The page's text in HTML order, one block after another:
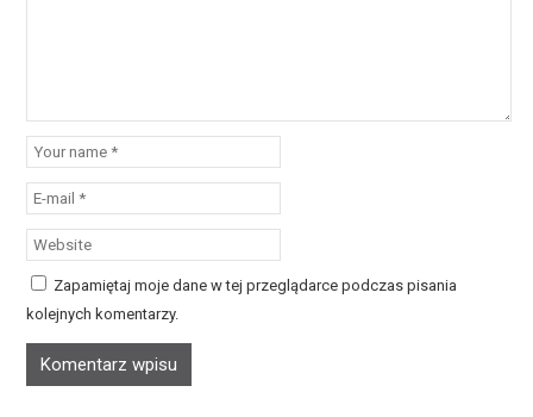
Zapamiętaj moje dane w tej przeglądarce podczas pisania
kolejnych komentarzy.